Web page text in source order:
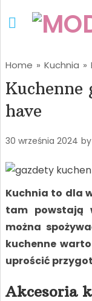
Home » Kuchnia »
have
30 września 2024 by
Kuchnia to dla
tam powstają
można
kuchenne
uprościć
Akcesoria